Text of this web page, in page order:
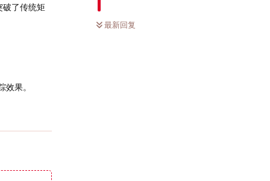
最新回复
了传统矩
果。